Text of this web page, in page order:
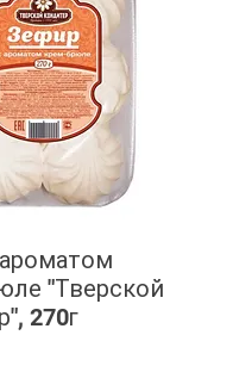
"Тверской
270г